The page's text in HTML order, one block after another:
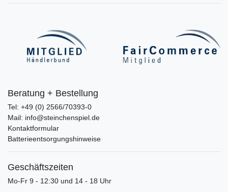
Beratung + Bestellung
Tel: +49 (0) 2566/70393-0
Mail: info@steinchenspiel.de
Kontaktformular
Batterieentsorgungshinweise
Geschäftszeiten
Mo-Fr 9 - 12:30 und 14 - 18 Uhr